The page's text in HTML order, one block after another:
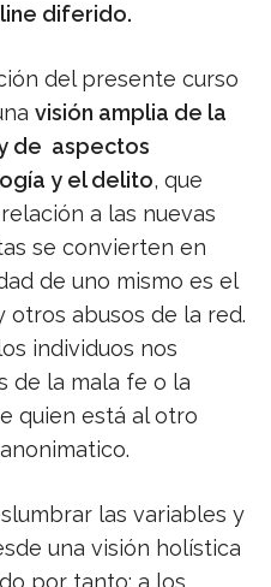
diferido.
del presente curso
visión amplia de la
de aspectos
y el delito, que
a las nuevas
se convierten en
de uno mismo es el
otros abusos de la red.
individuos nos
de la mala fe o la
quien está al otro
las variables y
una visión holística